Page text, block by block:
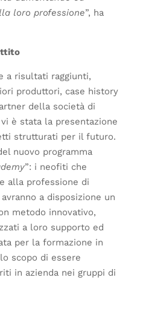
loro professione”, ha
a risultati raggiunti,
produttori, case history
della società di
è stata la presentazione
strutturati per il futuro.
nuovo programma
”: i neofiti che
alla professione di
a disposizione un
metodo innovativo,
a loro supporto ed
per la formazione in
scopo di essere
in azienda nei gruppi di